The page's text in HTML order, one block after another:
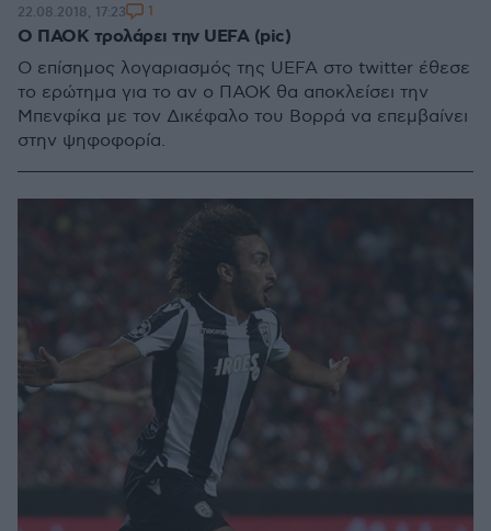
Ο ΠΑΟΚ τρολάρει την UEFA (pic)
Ο επίσημος λογαριασμός της UEFA στο twitter έθεσε
το ερώτημα για το αν ο ΠΑΟΚ θα αποκλείσει την
Μπενφίκα με τον Δικέφαλο του Βορρά να επεμβαίνει
στην ψηφοφορία.
22.08.2018, 17:23 1